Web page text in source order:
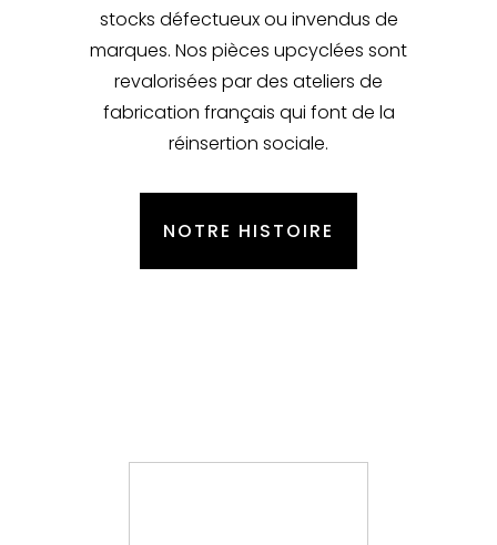
stocks défectueux ou invendus de
marques. Nos pièces upcyclées sont
revalorisées par des ateliers de
fabrication français qui font de la
réinsertion sociale.
NOTRE HISTOIRE